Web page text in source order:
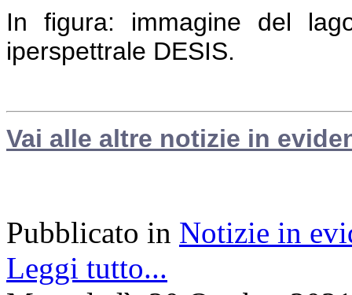
In figura: immagine del
iperspettrale DESIS.
Vai alle altre notizie in
Pubblicato in Notizie in
Leggi tutto...